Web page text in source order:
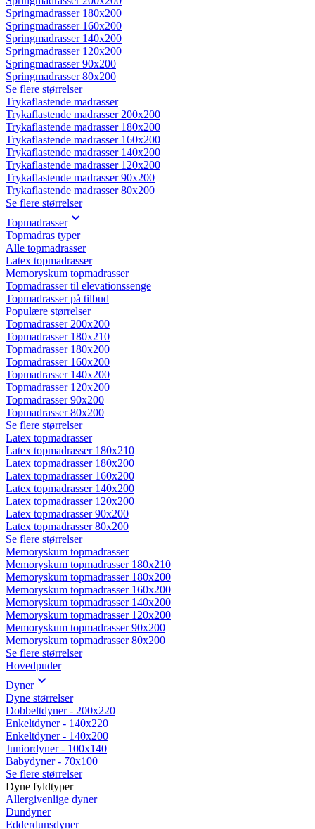
Springmadrasser 180x200
Springmadrasser 160x200
Springmadrasser 140x200
Springmadrasser 120x200
Springmadrasser 90x200
Springmadrasser 80x200
Se flere størrelser
Trykaflastende madrasser
Trykaflastende madrasser 200x200
Trykaflastende madrasser 180x200
Trykaflastende madrasser 160x200
Trykaflastende madrasser 140x200
Trykaflastende madrasser 120x200
Trykaflastende madrasser 90x200
Trykaflastende madrasser 80x200
Se flere størrelser
Topmadrasser
Topmadras typer
Alle topmadrasser
Latex topmadrasser
Memoryskum topmadrasser
Topmadrasser til elevationssenge
Topmadrasser på tilbud
Populære størrelser
Topmadrasser 200x200
Topmadrasser 180x210
Topmadrasser 180x200
Topmadrasser 160x200
Topmadrasser 140x200
Topmadrasser 120x200
Topmadrasser 90x200
Topmadrasser 80x200
Se flere størrelser
Latex topmadrasser
Latex topmadrasser 180x210
Latex topmadrasser 180x200
Latex topmadrasser 160x200
Latex topmadrasser 140x200
Latex topmadrasser 120x200
Latex topmadrasser 90x200
Latex topmadrasser 80x200
Se flere størrelser
Memoryskum topmadrasser
Memoryskum topmadrasser 180x210
Memoryskum topmadrasser 180x200
Memoryskum topmadrasser 160x200
Memoryskum topmadrasser 140x200
Memoryskum topmadrasser 120x200
Memoryskum topmadrasser 90x200
Memoryskum topmadrasser 80x200
Se flere størrelser
Hovedpuder
Dyner
Dyne størrelser
Dobbeltdyner - 200x220
Enkeltdyner - 140x220
Enkeltdyner - 140x200
Juniordyner - 100x140
Babydyner - 70x100
Se flere størrelser
Dyne fyldtyper
Allergivenlige dyner
Dundyner
Edderdunsdyner